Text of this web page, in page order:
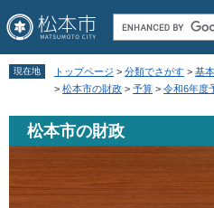
ペ
ジ
の
先
頭
メ
ュ
ー
を
飛
現在地 トップページ > 分類でさがす > 基
> 松本市の財政 > 予算 > 令和6年度
松本市の財政